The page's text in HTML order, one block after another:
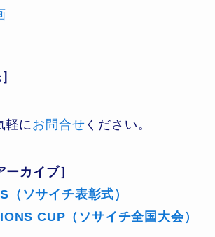
軽にお問合せ ください。
ーカイブ］
（ソサイチ表彰式）
CUP（ソサイチ全国大会）